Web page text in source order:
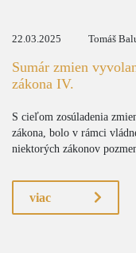
22.03.2025 Tomáš
Sumár zmien
zákona IV.
S cieľom zosúladenia
zákona, bolo v rámci
niektorých zákonov
viac